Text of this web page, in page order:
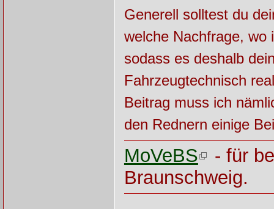
Generell solltest du
welche Nachfrage, wo
sodass es deshalb
Fahrzeugtechnisch
Beitrag muss ich
den Rednern einige
MoVeBS
- für
Braunschweig.